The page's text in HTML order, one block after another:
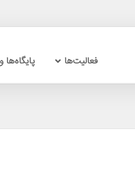
فعالیت‌ها پایگاه‌ها